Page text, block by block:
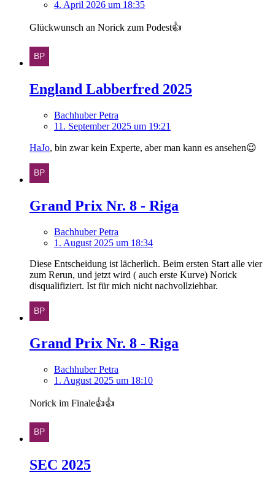
4. April 2026 um 18:35
Glückwunsch an Norick zum Podest👍
England Labberfred 2025
Bachhuber Petra
11. September 2025 um 19:21
HaJo, bin zwar kein Experte, aber man kann es ansehen😉
Grand Prix Nr. 8 - Riga
Bachhuber Petra
1. August 2025 um 18:34
Diese Entscheidung ist lächerlich. Beim ersten Start alle vier
zum Rerun, und jetzt wird ( auch erste Kurve) Norick
disqualifiziert. Ist für mich nicht nachvollziehbar.
Grand Prix Nr. 8 - Riga
Bachhuber Petra
1. August 2025 um 18:10
Norick im Finale👍👍
SEC 2025